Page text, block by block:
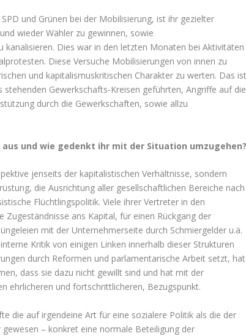
und Grünen bei der Mobilisierung, ist ihr gezielter
wieder Wähler zu gewinnen, sowie
kanalisieren. Dies war in den letzten Monaten bei Aktivitäten
Diese Versuche Mobilisierungen von innen zu
und kapitalismuskritischen Charakter zu werten. Das
Gewerkschafts-Kreisen geführten, Angriffe auf die
durch die Gewerkschaften, sowie allzu
und wie gedenkt ihr mit der Situation
jenseits der kapitalistischen Verhältnisse, sondern
die Ausrichtung aller gesellschaftlichen Bereiche nach
Flüchtlingspolitik. Viele ihrer Vertreter in den
ans Kapital, für einen Rückgang der
mit der Unternehmerseite durch Schmiergelder u.ä.
Kritik von einigen Linken innerhalb dieser Strukturen
durch Reformen und parlamentarische Arbeit setzt, hat
dass sie dazu nicht gewillt sind und hat mit der
ehrlicheren und fortschrittlicheren, Bezugspunkt.
die auf irgendeine Art für eine sozialere Politik als die der
– konkret eine normale Beteiligung der